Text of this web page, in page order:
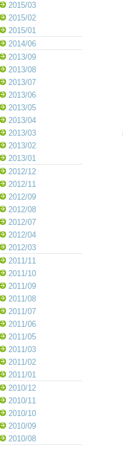
2015/03
2015/02
2015/01
2014/06
2013/09
2013/08
2013/07
2013/06
2013/05
2013/04
2013/03
2013/02
2013/01
2012/12
2012/11
2012/09
2012/08
2012/07
2012/04
2012/03
2011/11
2011/10
2011/09
2011/08
2011/07
2011/06
2011/05
2011/03
2011/02
2011/01
2010/12
2010/11
2010/10
2010/09
2010/08